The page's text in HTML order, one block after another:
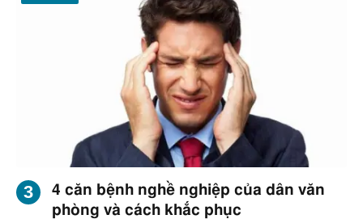
4 căn bệnh nghề nghiệp của dân văn
phòng và cách khắc phục